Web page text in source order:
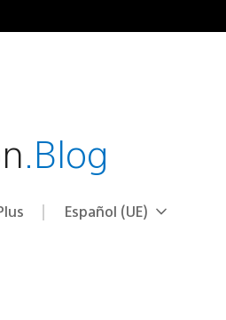
.Blog
Selecciona
Región
Español (UE)